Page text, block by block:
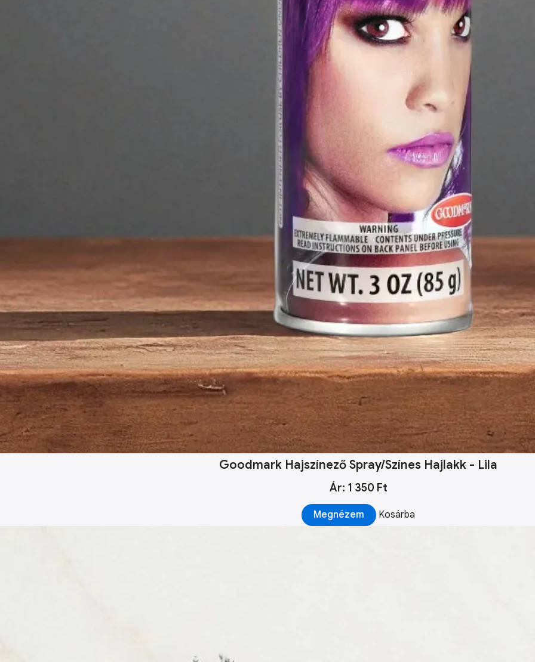
Goodmark Hajszínező Spray/Színes Hajlakk - Lila
Ár: 1 350 Ft
Megnézem Kosárba